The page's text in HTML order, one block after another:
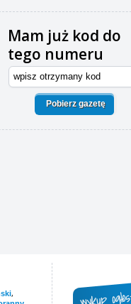
Mam już kod do
tego numeru
Pobierz gazetę
,